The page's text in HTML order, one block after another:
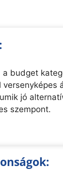
a budget
versenyképes
jó
szempont.